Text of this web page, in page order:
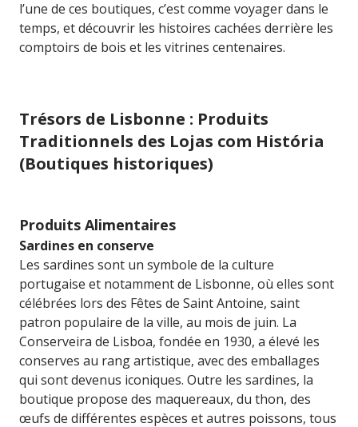
l’une de ces boutiques, c’est comme voyager dans le
temps, et découvrir les histoires cachées derrière les
comptoirs de bois et les vitrines centenaires.
Trésors de Lisbonne : Produits
Traditionnels des Lojas com História
(Boutiques historiques)
Produits Alimentaires
Sardines en conserve
Les sardines sont un symbole de la culture
portugaise et notamment de Lisbonne, où elles sont
célébrées lors des Fêtes de Saint Antoine, saint
patron populaire de la ville, au mois de juin. La
Conserveira de Lisboa, fondée en 1930, a élevé les
conserves au rang artistique, avec des emballages
qui sont devenus iconiques. Outre les sardines, la
boutique propose des maquereaux, du thon, des
œufs de différentes espèces et autres poissons, tous